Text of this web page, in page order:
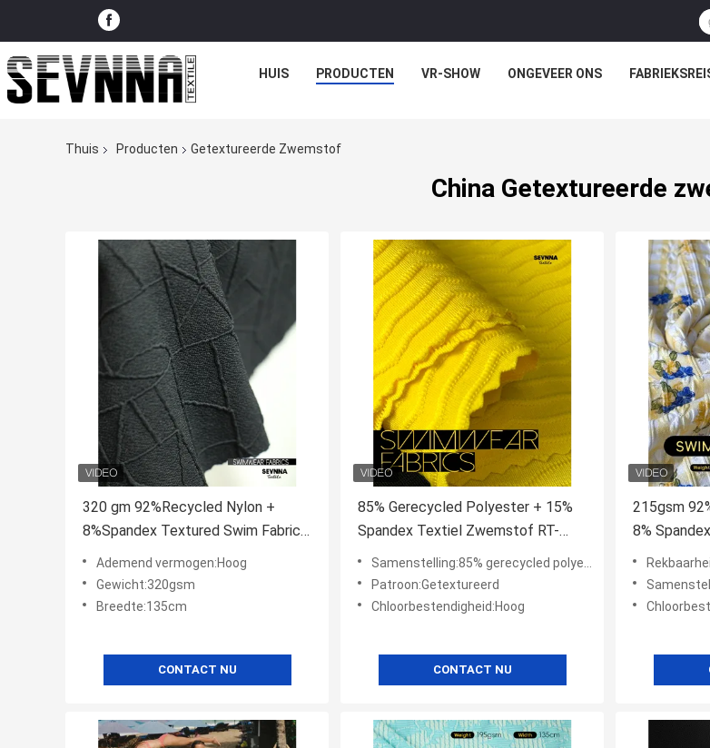
HUIS PRODUCTEN VR-SHOW ONGEVEER ONS
Thuis Producten Getextureerde Zwemstof
China Getextureerde
320 gm 92%Recycled Nylon +
8%Spandex Textured Swim Fabric
RN-2401
Ademend vermogen:Hoog
Gewicht:320gsm
Breedte:135cm
CONTACT NU
85% Gerecycled Polyester + 15%
Spandex Textiel Zwemstof RT-
4574Samenstelling:85% gerecycled polyester + 15% spandex
Patroon:Getextureerd
Chloorbestendigheid:Hoog
CONTACT NU
215gsm
8%
Zwemstof